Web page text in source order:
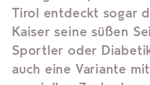
Tirol entdeckt sogar
Kaiser seine süßen
Sportler oder
auch eine Variante